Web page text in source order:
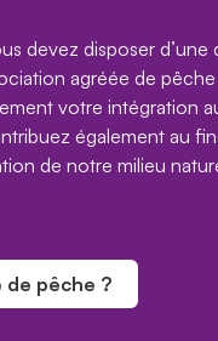
devez disposer
agréée de
votre intégration
également au
de notre milieu
de pêche ?